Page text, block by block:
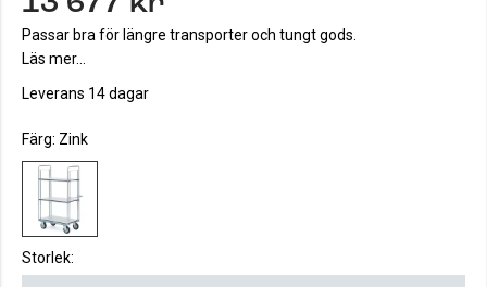
Passar bra för längre transporter och tungt gods.
Läs mer...
Leverans 14 dagar
Färg: Zink
Storlek: